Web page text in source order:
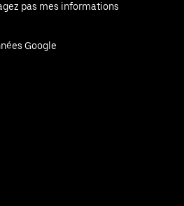
pas mes informations
Google